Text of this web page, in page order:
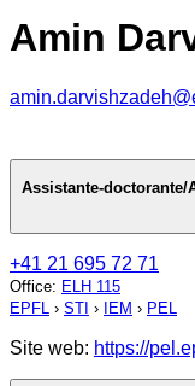
Amin
Assistante-doctorante/
+41 21 695 72 71
Office: ELH 115
EPFL › STI › IEM › PEL
Site web: https://